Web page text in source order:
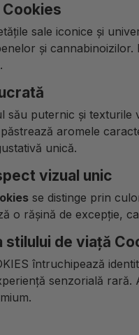
Cookies
sale iconice și
și
său puternic și
aromele
unică.
vizual unic
se distinge prin
o rășină de excepție,
stilului de viață
întruchipează
senzorială